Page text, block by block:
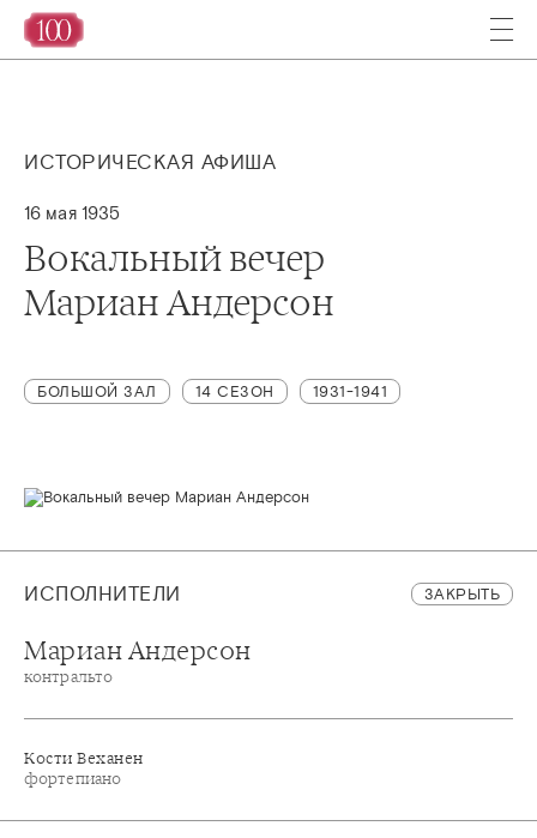
ИСТОРИЧЕСКАЯ АФИША
16 мая 1935
Вокальный вечер
Мариан Андерсон
БОЛЬШОЙ ЗАЛ 14 СЕЗОН 1931-1941
ИСПОЛНИТЕЛИ ЗАКРЫТЬ
Мариан Андерсон
контральто
Кости Веханен
фортепиано